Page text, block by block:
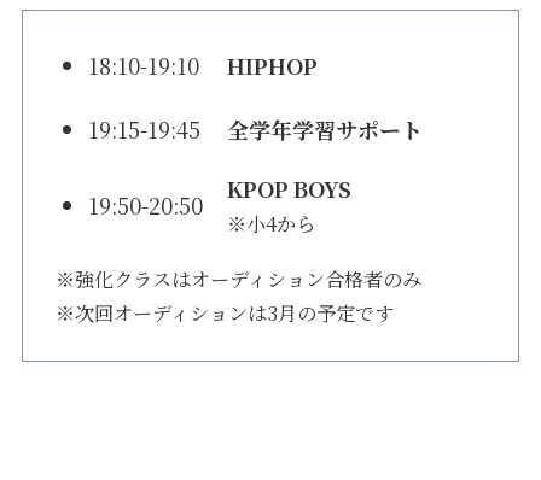
18:10-19:10 HIPHOP
19:15-19:45 全学年学習サポート
19:50-20:50
KPOP BOYS
※小4から
※強化クラスはオーディション合格者のみ
※次回オーディションは3月の予定です